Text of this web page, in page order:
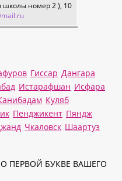
школы номер 2 ), 10
Гиссар Дангара
Истарафшан Исфара
Куляб
Пенджикент Пяндж
Чкаловск Шаартуз
ПЕРВОЙ БУКВЕ ВАШЕГО